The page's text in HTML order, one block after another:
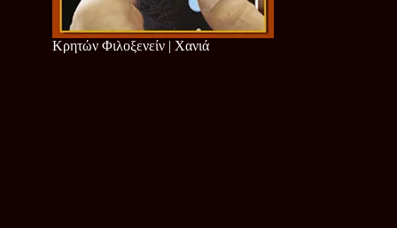
Κρητών Φιλοξενείν | Χανιά